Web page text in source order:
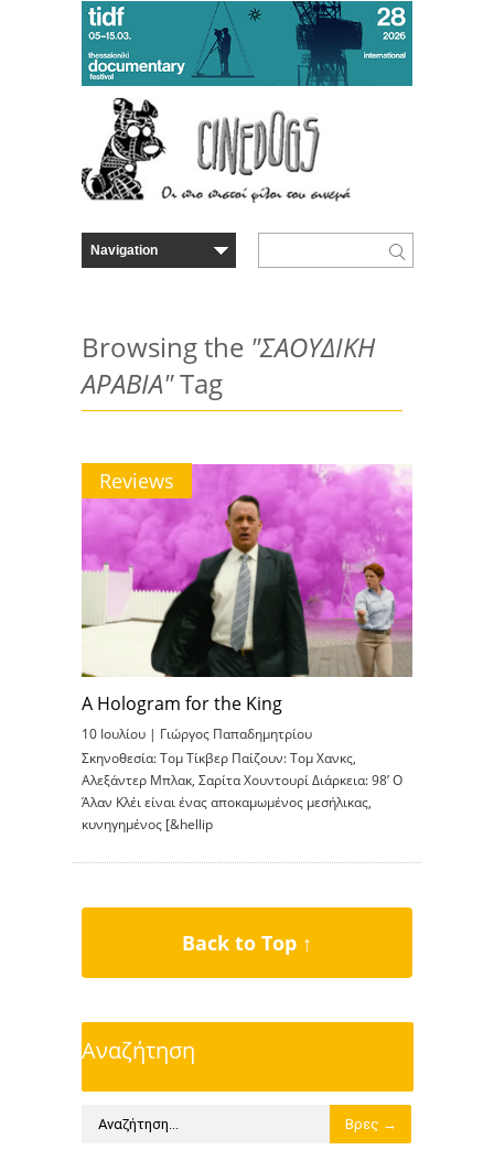
Browsing the "ΣΑΟΥΔΙΚΗ
ΑΡΑΒΙΑ"Tag
Reviews
A Hologram for the King
10 Ιουλίου | Γιώργος Παπαδημητρίου
Σκηνοθεσία: Τομ Τίκβερ Παίζουν: Τομ Χανκς,
Αλεξάντερ Μπλακ, Σαρίτα Χουντουρί Διάρκεια: 98’ Ο
Άλαν Κλέι είναι ένας αποκαμωμένος μεσήλικας,
κυνηγημένος [&hellip
Back to Top ↑
Αναζήτηση